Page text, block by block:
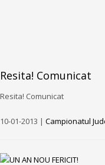
Resita! Comunicat
Resita! Comunicat
10-01-2013 | Campionatul